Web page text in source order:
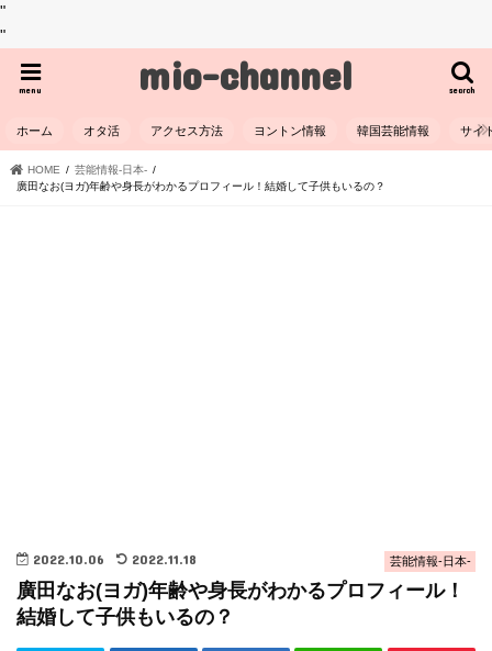
"
"
mio-channel search
menu
ホーム オタ活 アクセス方法 ヨントン情報 韓国芸能情報 サイ
HOME
芸能情報-日本-
廣田なお(ヨガ)年齢や身長がわかるプロフィール！結婚して子供もいるの？
芸能情報-日本-
2022.10.06 2022.11.18
廣田なお(ヨガ)年齢や身長がわかるプロフィール！
結婚して子供もいるの？